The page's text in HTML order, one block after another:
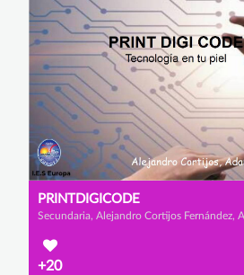
PRINTDIGICODE
+20